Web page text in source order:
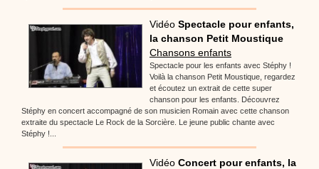
Vidéo Spectacle pour enfants,
la chanson Petit Moustique
Chansons enfants
Spectacle pour les enfants avec Stéphy !
Voilà la chanson Petit Moustique, regardez
et écoutez un extrait de cette super
chanson pour les enfants. Découvrez
Stéphy en concert accompagné de son musicien Romain avec cette chanson
extraite du spectacle Le Rock de la Sorcière. Le jeune public chante avec
Stéphy !...
Vidéo Concert pour enfants, la